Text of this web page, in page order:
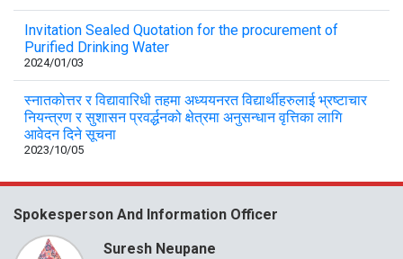
Invitation Sealed Quotation for the procurement of
Purified Drinking Water
2024/01/03
स्नातकोत्तर र विद्यावारिधी तहमा अध्ययनरत विद्यार्थीहरुलाई भ्रष्टाचार
नियन्त्रण र सुशासन प्रवर्द्धनको क्षेत्रमा अनुसन्धान वृत्तिका लागि
आवेदन दिने सूचना
2023/10/05
Spokesperson And Information Officer
Suresh Neupane